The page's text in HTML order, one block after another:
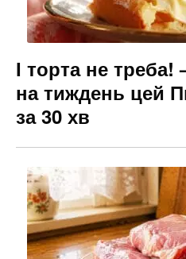
І торта не
на тиждень цей
за 30 хв